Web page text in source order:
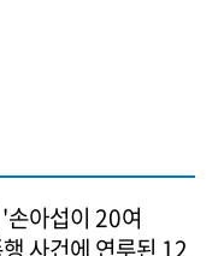
아섭이 20여
사건에 연루된 12